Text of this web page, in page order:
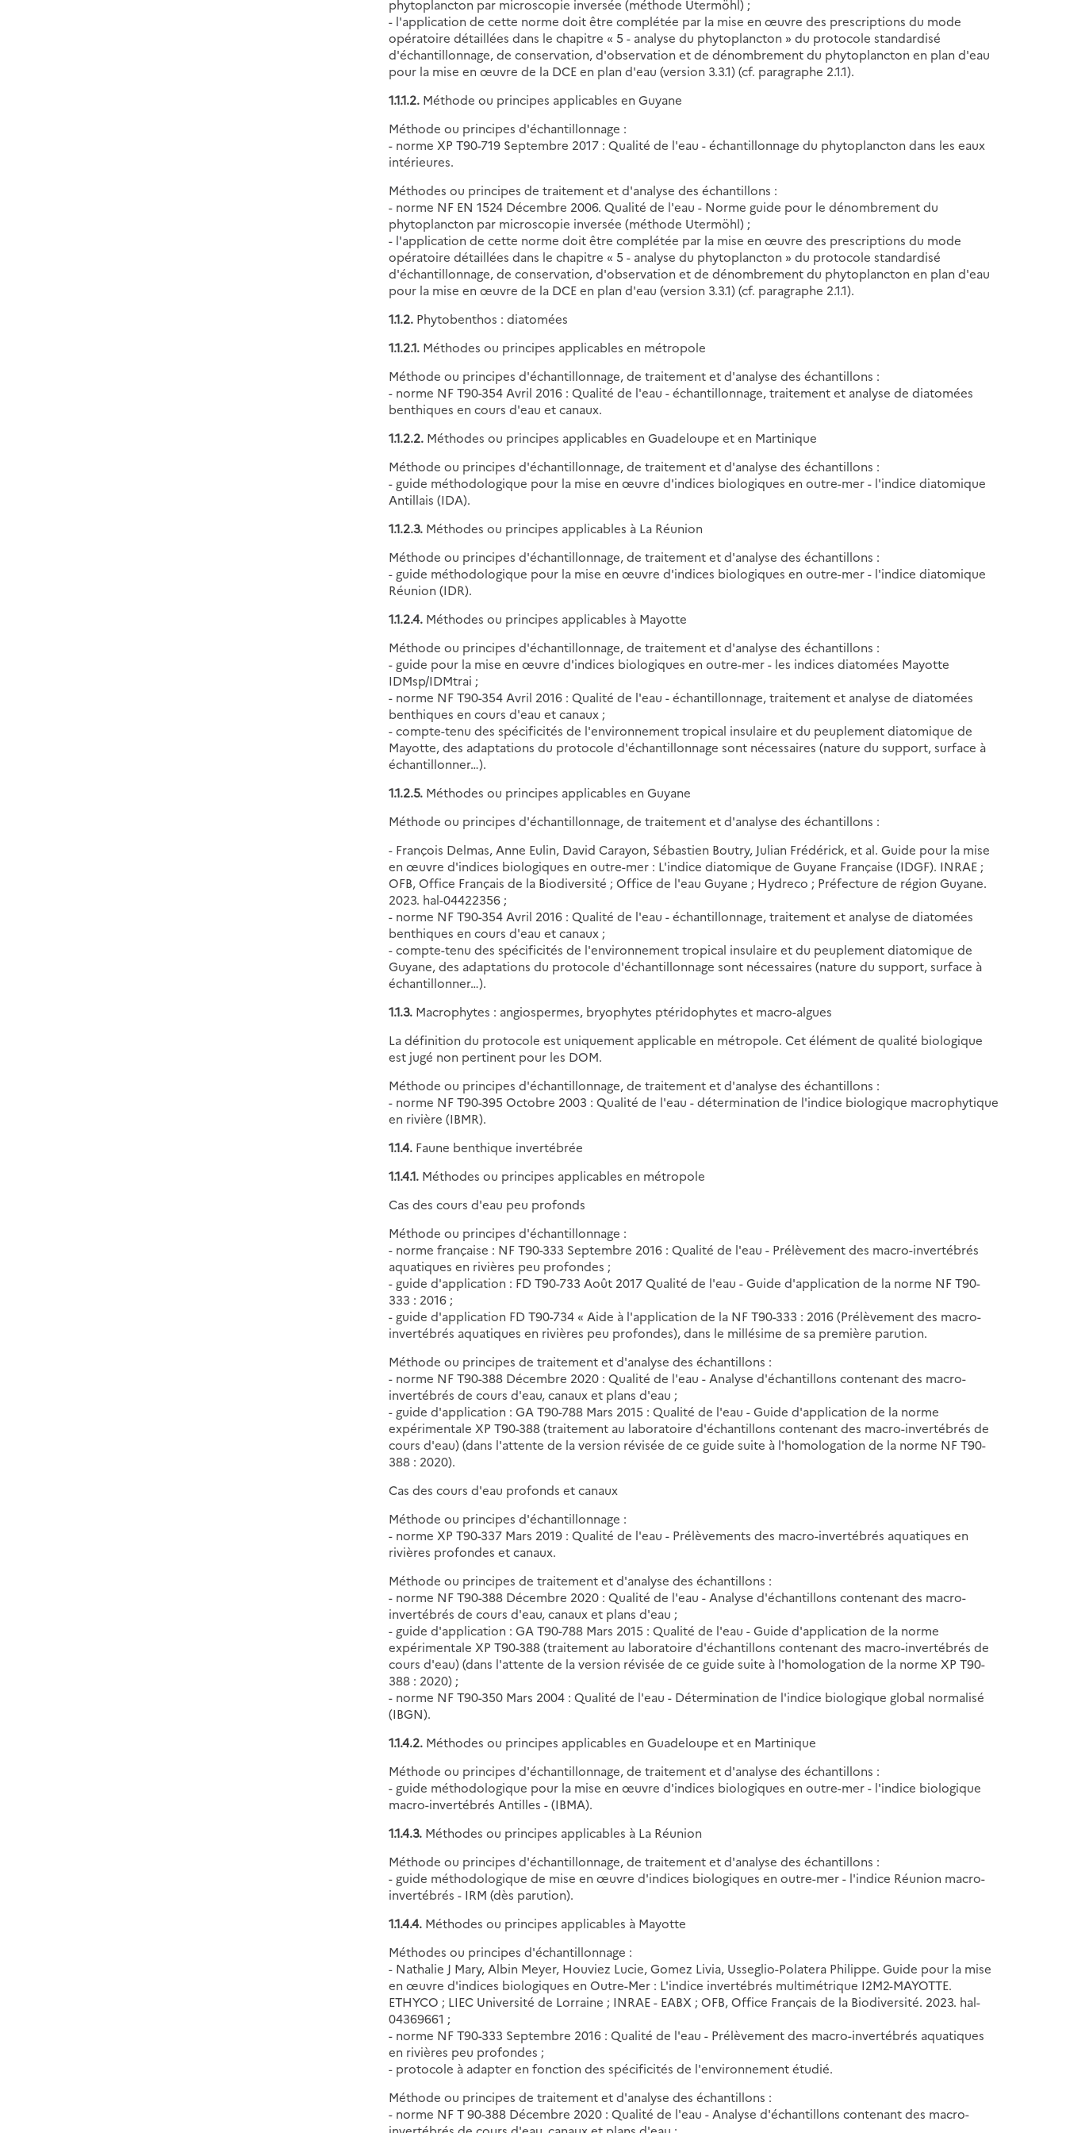
phytoplancton par microscopie inversée (méthode Utermöhl) ;
- l'application de cette norme doit être complétée par la mise en œuvre des prescriptions du mode
opératoire détaillées dans le chapitre « 5 - analyse du phytoplancton » du protocole standardisé
d'échantillonnage, de conservation, d'observation et de dénombrement du phytoplancton en plan d'eau
pour la mise en œuvre de la DCE en plan d'eau (version 3.3.1) (cf. paragraphe 2.1.1).
1.1.1.2. Méthode ou principes applicables en Guyane
Méthode ou principes d'échantillonnage :
- norme XP T90-719 Septembre 2017 : Qualité de l'eau - échantillonnage du phytoplancton dans les eaux
intérieures.
Méthodes ou principes de traitement et d'analyse des échantillons :
- norme NF EN 1524 Décembre 2006. Qualité de l'eau - Norme guide pour le dénombrement du
phytoplancton par microscopie inversée (méthode Utermöhl) ;
- l'application de cette norme doit être complétée par la mise en œuvre des prescriptions du mode
opératoire détaillées dans le chapitre « 5 - analyse du phytoplancton » du protocole standardisé
d'échantillonnage, de conservation, d'observation et de dénombrement du phytoplancton en plan d'eau
pour la mise en œuvre de la DCE en plan d'eau (version 3.3.1) (cf. paragraphe 2.1.1).
1.1.2. Phytobenthos : diatomées
1.1.2.1. Méthodes ou principes applicables en métropole
Méthode ou principes d'échantillonnage, de traitement et d'analyse des échantillons :
- norme NF T90-354 Avril 2016 : Qualité de l'eau - échantillonnage, traitement et analyse de diatomées
benthiques en cours d'eau et canaux.
1.1.2.2. Méthodes ou principes applicables en Guadeloupe et en Martinique
Méthode ou principes d'échantillonnage, de traitement et d'analyse des échantillons :
- guide méthodologique pour la mise en œuvre d'indices biologiques en outre-mer - l'indice diatomique
Antillais (IDA).
1.1.2.3. Méthodes ou principes applicables à La Réunion
Méthode ou principes d'échantillonnage, de traitement et d'analyse des échantillons :
- guide méthodologique pour la mise en œuvre d'indices biologiques en outre-mer - l'indice diatomique
Réunion (IDR).
1.1.2.4. Méthodes ou principes applicables à Mayotte
Méthode ou principes d'échantillonnage, de traitement et d'analyse des échantillons :
- guide pour la mise en œuvre d'indices biologiques en outre-mer - les indices diatomées Mayotte
IDMsp/IDMtrai ;
- norme NF T90-354 Avril 2016 : Qualité de l'eau - échantillonnage, traitement et analyse de diatomées
benthiques en cours d'eau et canaux ;
- compte-tenu des spécificités de l'environnement tropical insulaire et du peuplement diatomique de
Mayotte, des adaptations du protocole d'échantillonnage sont nécessaires (nature du support, surface à
échantillonner…).
1.1.2.5. Méthodes ou principes applicables en Guyane
Méthode ou principes d'échantillonnage, de traitement et d'analyse des échantillons :
- François Delmas, Anne Eulin, David Carayon, Sébastien Boutry, Julian Frédérick, et al. Guide pour la mise
en œuvre d'indices biologiques en outre-mer : L'indice diatomique de Guyane Française (IDGF). INRAE ;
OFB, Office Français de la Biodiversité ; Office de l'eau Guyane ; Hydreco ; Préfecture de région Guyane.
2023. hal-04422356 ;
- norme NF T90-354 Avril 2016 : Qualité de l'eau - échantillonnage, traitement et analyse de diatomées
benthiques en cours d'eau et canaux ;
- compte-tenu des spécificités de l'environnement tropical insulaire et du peuplement diatomique de
Guyane, des adaptations du protocole d'échantillonnage sont nécessaires (nature du support, surface à
échantillonner…).
1.1.3. Macrophytes : angiospermes, bryophytes ptéridophytes et macro-algues
La définition du protocole est uniquement applicable en métropole. Cet élément de qualité biologique
est jugé non pertinent pour les DOM.
Méthode ou principes d'échantillonnage, de traitement et d'analyse des échantillons :
- norme NF T90-395 Octobre 2003 : Qualité de l'eau - détermination de l'indice biologique macrophytique
en rivière (IBMR).
1.1.4. Faune benthique invertébrée
1.1.4.1. Méthodes ou principes applicables en métropole
Cas des cours d'eau peu profonds
Méthode ou principes d'échantillonnage :
- norme française : NF T90-333 Septembre 2016 : Qualité de l'eau - Prélèvement des macro-invertébrés
aquatiques en rivières peu profondes ;
- guide d'application : FD T90-733 Août 2017 Qualité de l'eau - Guide d'application de la norme NF T90-
333 : 2016 ;
- guide d'application FD T90-734 « Aide à l'application de la NF T90-333 : 2016 (Prélèvement des macro-
invertébrés aquatiques en rivières peu profondes), dans le millésime de sa première parution.
Méthode ou principes de traitement et d'analyse des échantillons :
- norme NF T90-388 Décembre 2020 : Qualité de l'eau - Analyse d'échantillons contenant des macro-
invertébrés de cours d'eau, canaux et plans d'eau ;
- guide d'application : GA T90-788 Mars 2015 : Qualité de l'eau - Guide d'application de la norme
expérimentale XP T90-388 (traitement au laboratoire d'échantillons contenant des macro-invertébrés de
cours d'eau) (dans l'attente de la version révisée de ce guide suite à l'homologation de la norme NF T90-
388 : 2020).
Cas des cours d'eau profonds et canaux
Méthode ou principes d'échantillonnage :
- norme XP T90-337 Mars 2019 : Qualité de l'eau - Prélèvements des macro-invertébrés aquatiques en
rivières profondes et canaux.
Méthode ou principes de traitement et d'analyse des échantillons :
- norme NF T90-388 Décembre 2020 : Qualité de l'eau - Analyse d'échantillons contenant des macro-
invertébrés de cours d'eau, canaux et plans d'eau ;
- guide d'application : GA T90-788 Mars 2015 : Qualité de l'eau - Guide d'application de la norme
expérimentale XP T90-388 (traitement au laboratoire d'échantillons contenant des macro-invertébrés de
cours d'eau) (dans l'attente de la version révisée de ce guide suite à l'homologation de la norme XP T90-
388 : 2020) ;
- norme NF T90-350 Mars 2004 : Qualité de l'eau - Détermination de l'indice biologique global normalisé
(IBGN).
1.1.4.2. Méthodes ou principes applicables en Guadeloupe et en Martinique
Méthode ou principes d'échantillonnage, de traitement et d'analyse des échantillons :
- guide méthodologique pour la mise en œuvre d'indices biologiques en outre-mer - l'indice biologique
macro-invertébrés Antilles - (IBMA).
1.1.4.3. Méthodes ou principes applicables à La Réunion
Méthode ou principes d'échantillonnage, de traitement et d'analyse des échantillons :
- guide méthodologique de mise en œuvre d'indices biologiques en outre-mer - l'indice Réunion macro-
invertébrés - IRM (dès parution).
1.1.4.4. Méthodes ou principes applicables à Mayotte
Méthodes ou principes d'échantillonnage :
- Nathalie J Mary, Albin Meyer, Houviez Lucie, Gomez Livia, Usseglio-Polatera Philippe. Guide pour la mise
en œuvre d'indices biologiques en Outre-Mer : L'indice invertébrés multimétrique I2M2-MAYOTTE.
ETHYCO ; LIEC Université de Lorraine ; INRAE - EABX ; OFB, Office Français de la Biodiversité. 2023. hal-
04369661 ;
- norme NF T90-333 Septembre 2016 : Qualité de l'eau - Prélèvement des macro-invertébrés aquatiques
en rivières peu profondes ;
- protocole à adapter en fonction des spécificités de l'environnement étudié.
Méthode ou principes de traitement et d'analyse des échantillons :
- norme NF T 90-388 Décembre 2020 : Qualité de l'eau - Analyse d'échantillons contenant des macro-